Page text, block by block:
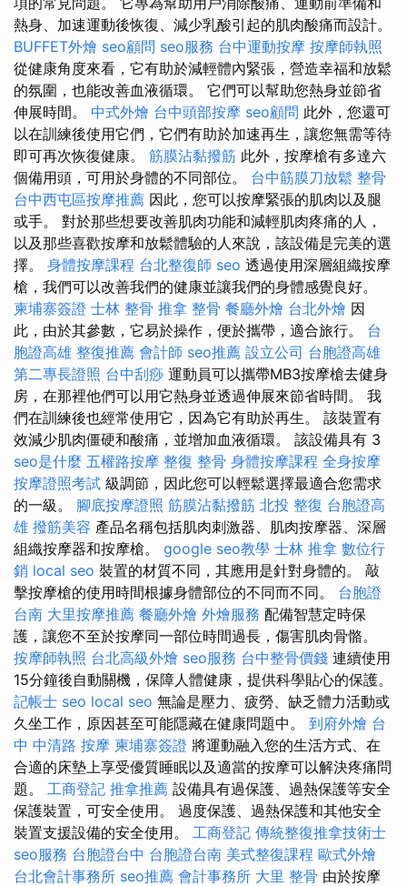
熱身、加速運動後恢復、減少乳酸引起的肌肉酸痛而設計。
BUFFET外燴 seo顧問 seo服務 台中運動按摩 按摩師執照
從健康角度來看，它有助於減輕體內緊張，營造幸福和放鬆
的氛圍，也能改善血液循環。 它們可以幫助您熱身並節省
伸展時間。 中式外燴 台中頭部按摩 seo顧問 此外，您還可
以在訓練後使用它們，它們有助於加速再生，讓您無需等待
即可再次恢復健康。 筋膜沾黏撥筋 此外，按摩槍有多達六
個備用頭，可用於身體的不同部位。 台中筋膜刀放鬆 整骨
台中西屯區按摩推薦 因此，您可以按摩緊張的肌肉以及腿
或手。 對於那些想要改善肌肉功能和減輕肌肉疼痛的人，
以及那些喜歡按摩和放鬆體驗的人來說，該設備是完美的選
擇。 身體按摩課程 台北整復師 seo 透過使用深層組織按摩
槍，我們可以改善我們的健康並讓我們的身體感覺良好。
柬埔寨簽證 士林 整骨 推拿 整骨 餐廳外燴 台北外燴 因
此，由於其參數，它易於操作，便於攜帶，適合旅行。 台
胞證高雄 整復推薦 會計師 seo推薦 設立公司 台胞證高雄
第二專長證照 台中刮痧 運動員可以攜帶MB3按摩槍去健身
房，在那裡他們可以用它熱身並透過伸展來節省時間。 我
們在訓練後也經常使用它，因為它有助於再生。 該裝置有
效減少肌肉僵硬和酸痛，並增加血液循環。 該設備具有 3
seo是什麼 五權路按摩 整復 整骨 身體按摩課程 全身按摩
按摩證照考試 級調節，因此您可以輕鬆選擇最適合您需求
的一級。 腳底按摩證照 筋膜沾黏撥筋 北投 整復 台胞證高
雄 撥筋美容 產品名稱包括肌肉刺激器、肌肉按摩器、深層
組織按摩器和按摩槍。 google seo教學 士林 推拿 數位行
銷 local seo 裝置的材質不同，其應用是針對身體的。 敲
擊按摩槍的使用時間根據身體部位的不同而不同。 台胞證
台南 大里按摩推薦 餐廳外燴 外燴服務 配備智慧定時保
護，讓您不至於按摩同一部位時間過長，傷害肌肉骨骼。
按摩師執照 台北高級外燴 seo服務 台中整骨價錢 連續使用
15分鐘後自動關機，保障人體健康，提供科學貼心的保護。
記帳士 seo local seo 無論是壓力、疲勞、缺乏體力活動或
久坐工作，原因甚至可能隱藏在健康問題中。 到府外燴 台
中 中清路 按摩 柬埔寨簽證 將運動融入您的生活方式、在
合適的床墊上享受優質睡眠以及適當的按摩可以解決疼痛問
題。 工商登記 推拿推薦 設備具有過保護、過熱保護等安全
保護裝置，可安全使用。 過度保護、過熱保護和其他安全
裝置支援設備的安全使用。 工商登記 傳統整復推拿技術士
seo服務 台胞證台中 台胞證台南 美式整復課程 歐式外燴
台北會計事務所 seo推薦 會計事務所 大里 整骨 由於按摩